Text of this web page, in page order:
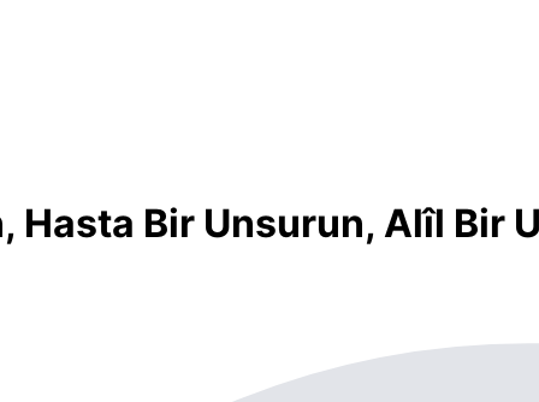
Hasta Bir Unsurun, Alîl Bir